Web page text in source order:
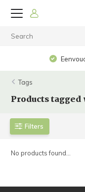
Tags
Products tagged
Filters
No products found...